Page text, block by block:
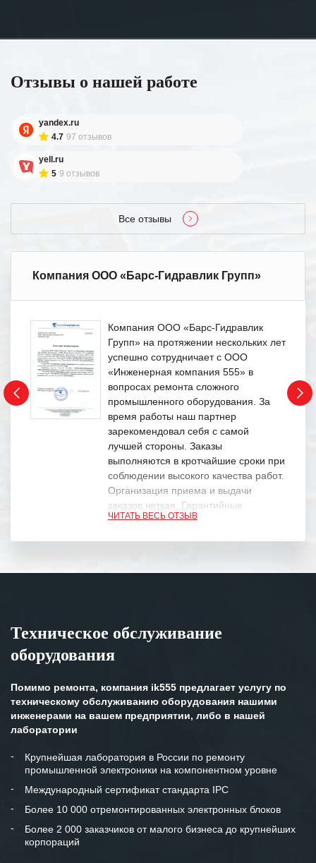
Отзывы о нашей работе
yandex.ru
4.7 97 отзывов
yell.ru
5 9 отзывов
Все отзывы
Компания ООО «Барс-Гидравлик Групп»
Компания ООО «Барс-Гидравлик
Групп» на протяжении нескольких лет
успешно сотрудничает с ООО
«Инженерная компания 555» в
вопросах ремонта сложного
промышленного оборудования. За
время работы наш партнер
зарекомендовал себя с самой
лучшей стороны. Заказы
выполняются в кротчайшие сроки при
соблюдении высокого качества работ.
Организация приема и выдачи
заказов четкая. Гарантийные
обязательства выполняются в
Особенно хочется отметить высокую
клиентоориентированность
готовность помочь в самых сложных
Мы высоко ценим сложившиеся
и доверительные партнерские
отношения и искренне желаем
«Инженерной компании «555» долгих
лет успеха и процветания.
ЧИТАТЬ ВЕСЬ ОТЗЫВ
Техническое обслуживание
оборудования
Помимо ремонта, компания ik555 предлагает услугу по
техническому обслуживанию оборудования нашими
инженерами на вашем предприятии, либо в нашей
лаборатории
Крупнейшая лаборатория в России по ремонту
промышленной электроники на компонентном уровне
Международный сертификат стандарта IPC
Более 10 000 отремонтированных электронных блоков
Более 2 000 заказчиков от малого бизнеса до крупнейших
корпораций